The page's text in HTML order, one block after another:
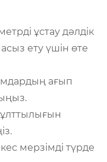
ұстау дәлдік
ету үшін өте
ағып
мерзімді түрде